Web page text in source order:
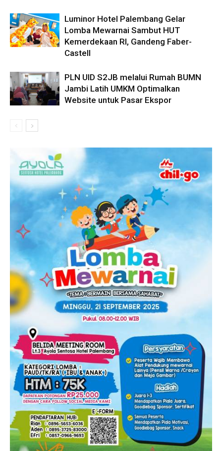
Luminor Hotel Palembang Gelar
Lomba Mewarnai Sambut HUT
Kemerdekaan RI, Gandeng Faber-
Castell
PLN UID S2JB melalui Rumah BUMN
Jambi Latih UMKM Optimalkan
Website untuk Pasar Ekspor